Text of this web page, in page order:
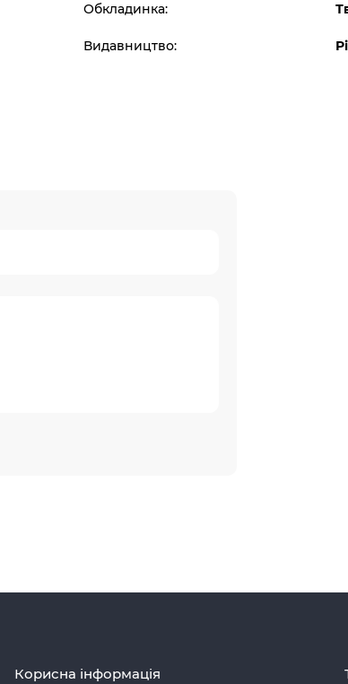
Обкладинка:
Видавництво:
Корисна інформація